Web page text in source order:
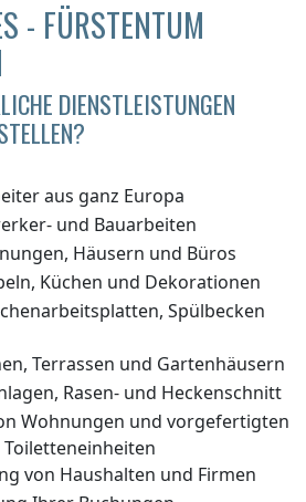
- FÜRSTENTUM
DIENSTLEISTUNGEN
aus ganz Europa
und Bauarbeiten
Häusern und Büros
Küchen und Dekorationen
Spülbecken
Terrassen und Gartenhäusern
Rasen- und Heckenschnitt
Wohnungen und vorgefertigten
von Haushalten und Firmen